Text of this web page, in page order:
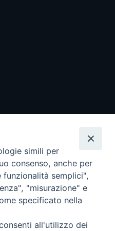
i diritti riservati - Vita
simili per
consenso, anche per
semplici",
"misurazione" e
specificato nella
all'utilizzo dei